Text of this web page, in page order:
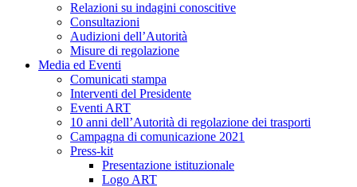
Relazioni su indagini conoscitive
Consultazioni
Audizioni dell’Autorità
Misure di regolazione
Media ed Eventi
Comunicati stampa
Interventi del Presidente
Eventi ART
10 anni dell’Autorità di regolazione dei trasporti
Campagna di comunicazione 2021
Press-kit
Presentazione istituzionale
Logo ART